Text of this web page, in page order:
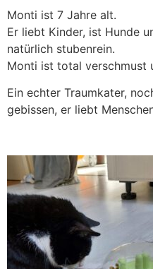
Monti ist 7 Jahre alt.
Er liebt Kinder, ist Hunde
natürlich stubenrein.
Monti ist total verschmust
Ein echter Traumkater,
gebissen, er liebt